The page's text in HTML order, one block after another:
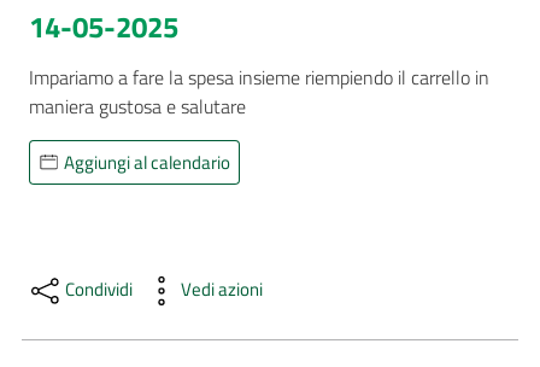
Luoghi
di
cura
AUSL
Comunica
14-05-2025
Impariamo a fare la spesa insieme riempiendo il carrello in
maniera gustosa e salutare
Aggiungi al calendario
Condividi Vedi azioni